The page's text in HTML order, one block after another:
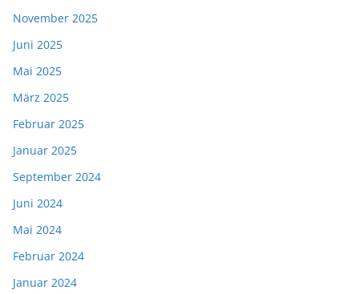
November 2025
Juni 2025
Mai 2025
März 2025
Februar 2025
Januar 2025
September 2024
Juni 2024
Mai 2024
Februar 2024
Januar 2024